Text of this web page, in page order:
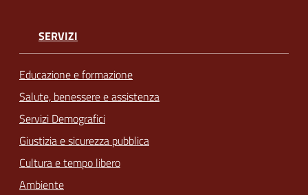
SERVIZI
Educazione e formazione
Salute, benessere e assistenza
Servizi Demografici
Giustizia e sicurezza pubblica
Cultura e tempo libero
Ambiente